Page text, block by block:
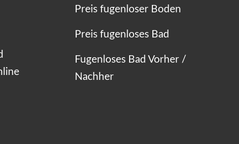
Preis fugenloser Boden
Preis fugenloses Bad
Fugenloses Bad Vorher /
Nachher